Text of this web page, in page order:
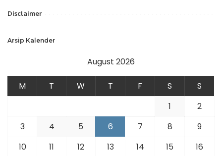
Disclaimer
Arsip Kalender
August 2026
M T W T F S
S
1
2
3
4 5 6 7 8
9
10
11 12 13 14 15
16